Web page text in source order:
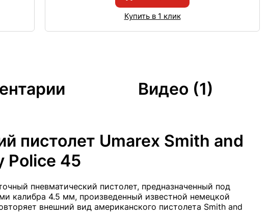
Купить в 1 клик
Видео (1)
пистолет Umarex Smith and
Police 45
пневматический пистолет, предназначенный под
калибра 4.5 мм, произведенный известной немецкой
внешний вид американского пистолета Smith and